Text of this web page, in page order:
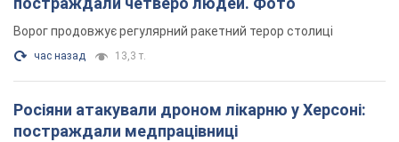
Ворог продовжує регулярний ракетний терор столиці
час назад 13,3 т.
Росіяни атакували дроном лікарню у Херсоні:
постраждали медпрацівниці